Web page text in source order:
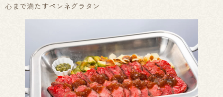
心まで満たすペンネグラタン